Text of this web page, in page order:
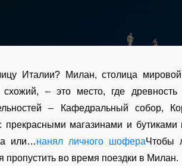
Италии? Милан, столица
– это место, где древность
– Кафедральный собор,
магазинами и бутиками
или…нанял личного шофераЧтобы
пропустить во время поездки в Милан.